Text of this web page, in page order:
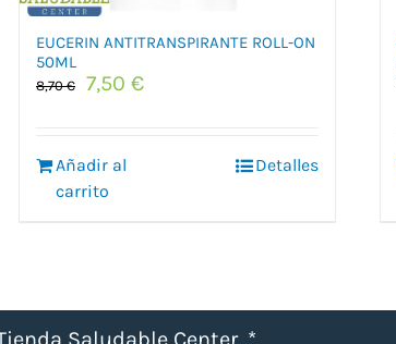
EUCERIN ANTITRANSPIRANTE ROLL-ON
50ML
8,70€
El
era:
8,70 €.
7,50 €El
Añadir al
carrito
Detalles
Saludable Center. *